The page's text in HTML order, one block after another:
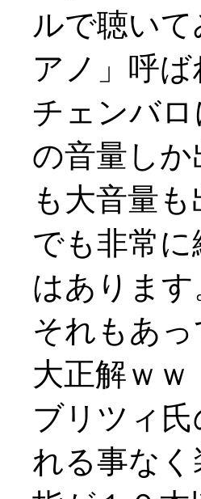
ルで聴い
アノ」呼
チェンバ
の音量し
も大音量も
でも非常
はあります
それもあ
大正解ｗｗ
ブリツィ
れる事な